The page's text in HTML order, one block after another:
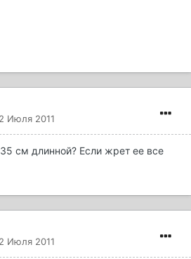
Июля 2011
см длинной? Если жрет ее все
Июля 2011